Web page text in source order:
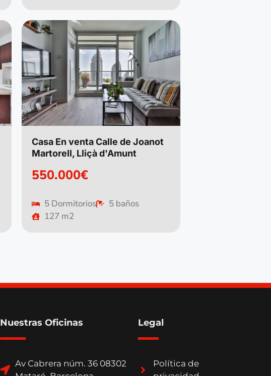
Casa En venta Calle de Joanot
Martorell, Lliçà d'Amunt
550.000€
5 Dormitorios
5 baños
127 m2
Nuestras Oficinas
Av Cabrera núm. 36 08302
Legal
Política de